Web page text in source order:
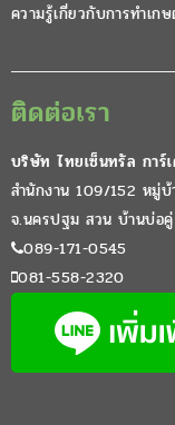
ความรู้เกี่ยวกับการทำเก
ติดต่อเรา
บริษัท ไทยเซ็นทรัล การ์
สำนักงาน 109/152 หมู่
จ.นครปฐม สวน บ้านบ่อ
089-171-0545
081-558-2320